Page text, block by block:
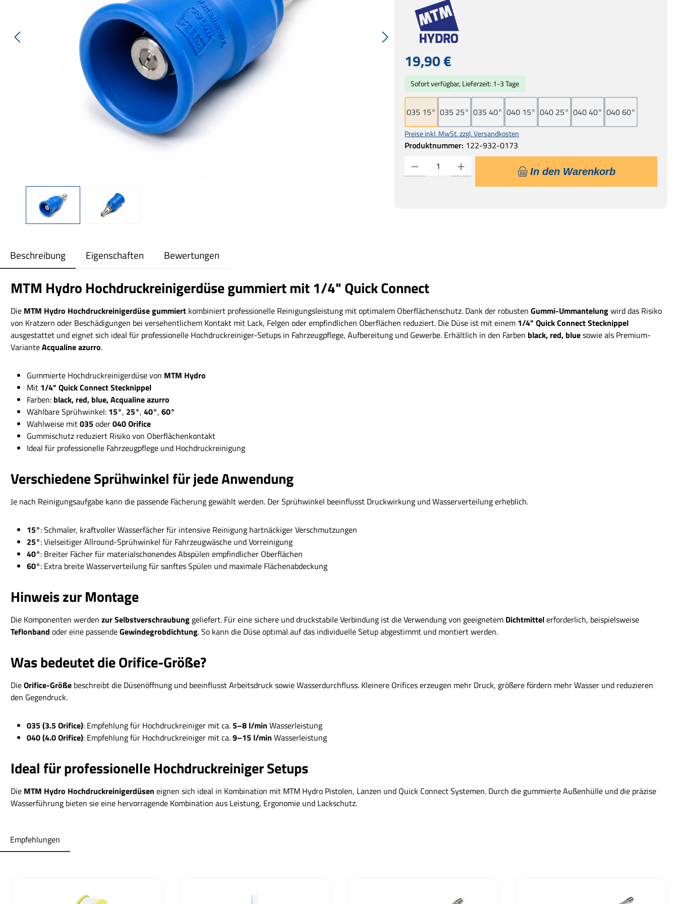
Regulärer Preis:
19,90 €
Preise inkl. MwSt. zzgl. Versandkosten
Produktnummer: 122-932-0173
Sofort verfügbar, Lieferzeit: 1-3 Tage
035 15° 035 25° 035 40° 040 15° 040 25° 040 40° 040 60°
Produkt Anzahl: Gib den gewünschten Wert ein oder benutze die Schaltflächen um die
In den Warenkorb
Beschreibung Eigenschaften Bewertungen
MTM Hydro Hochdruckreinigerdüse gummiert mit 1/4" Quick Connect
Die MTM Hydro Hochdruckreinigerdüse gummiert kombiniert professionelle Reinigungsleistung mit optimalem Oberflächenschutz. Dank der robusten Gummi-Ummantelungwird das Risiko
von Kratzern oder Beschädigungen bei versehentlichem Kontakt mit Lack, Felgen oder empfindlichen Oberflächen reduziert. Die Düse ist mit einem 1/4" Quick Connect Stecknippel
ausgestattet und eignet sich ideal für professionelle Hochdruckreiniger-Setups in Fahrzeugpflege, Aufbereitung und Gewerbe. Erhältlich in den Farben black, red, bluesowie als Premium-
VarianteAcqualine azurro.
Gummierte Hochdruckreinigerdüse von MTM Hydro
Mit 1/4" Quick Connect Stecknippel
Farben: black, red, blue, Acqualine azurro
Wählbare Sprühwinkel: 15°, 25°, 40°, 60°
Wahlweise mit035oder040 Orifice
Gummischutz reduziert Risiko von Oberflächenkontakt
Ideal für professionelle Fahrzeugpflege und Hochdruckreinigung
Verschiedene Sprühwinkel für jede Anwendung
Je nach Reinigungsaufgabe kann die passende Fächerung gewählt werden. Der Sprühwinkel beeinflusst Druckwirkung und Wasserverteilung erheblich.
15°: Schmaler, kraftvoller Wasserfächer für intensive Reinigung hartnäckiger Verschmutzungen
25°: Vielseitiger Allround-Sprühwinkel für Fahrzeugwäsche und Vorreinigung
40°: Breiter Fächer für materialschonendes Abspülen empfindlicher Oberflächen
60°: Extra breite Wasserverteilung für sanftes Spülen und maximale Flächenabdeckung
Hinweis zur Montage
Die Komponenten werden zur Selbstverschraubung geliefert. Für eine sichere und druckstabile Verbindung ist die Verwendung von geeignetem Dichtmittelerforderlich, beispielsweise
Teflonband oder eine passendeGewindegrobdichtung. So kann die Düse optimal auf das individuelle Setup abgestimmt und montiert werden.
Was bedeutet die Orifice-Größe?
DieOrifice-Größe beschreibt die Düsenöffnung und beeinflusst Arbeitsdruck sowie Wasserdurchfluss. Kleinere Orifices erzeugen mehr Druck, größere fördern mehr Wasser und reduzieren
den Gegendruck.
035 (3.5 Orifice): Empfehlung für Hochdruckreiniger mit ca.5–8 l/min Wasserleistung
040 (4.0 Orifice): Empfehlung für Hochdruckreiniger mit ca.9–15 l/min Wasserleistung
Ideal für professionelle Hochdruckreiniger Setups
Die MTM Hydro Hochdruckreinigerdüsen eignen sich ideal in Kombination mit MTM Hydro Pistolen, Lanzen und Quick Connect Systemen. Durch die gummierte Außenhülle und die präzise
Wasserführung bieten sie eine hervorragende Kombination aus Leistung, Ergonomie und Lackschutz.
Empfehlungen